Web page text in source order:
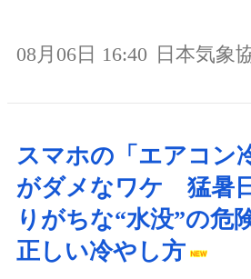
08月06日 16:40 日本気象
スマホの「エアコン
がダメなワケ 猛暑
りがちな“水没”の危
正しい冷やし方